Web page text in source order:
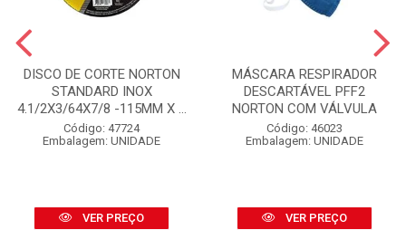
DISCO DE CORTE NORTON
STANDARD INOX
4.1/2X3/64X7/8 -115MM X ...
Código: 47724
Embalagem: UNIDADE
VER PREÇO
MÁSCARA RESPIRADOR
DESCARTÁVEL PFF2
NORTON COM VÁLVULA
Código: 46023
Embalagem: UNIDADE
VER PREÇO